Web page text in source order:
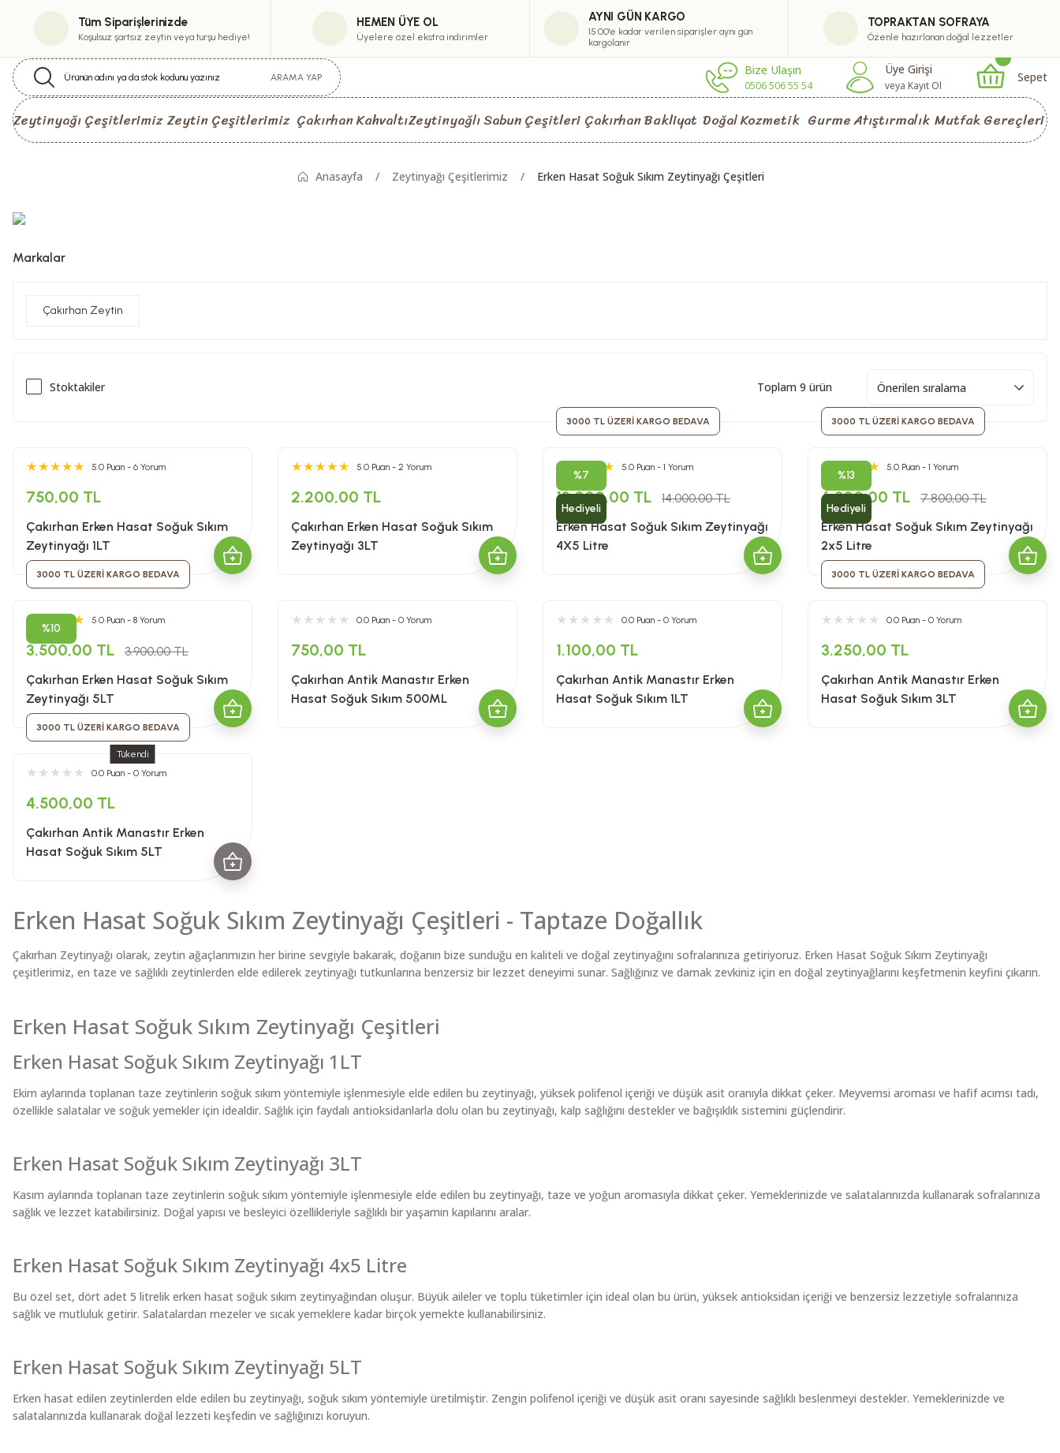
Tüm Siparişlerinizde
Koşulsuz şartsız zeytin veya turşu hediye!
HEMEN ÜYE OL
Üyelere özel ekstra indirimler
AYNI GÜN KARGO
15:00'e kadar verilen siparişler aynı gün
kargolanır
TOPRAKTAN SOFRAYA
Özenle hazırlanan doğal lezzetler
ARAMA YAP Bize Ulaşın
0506 506 55 54
Üye Girişi
veya Kayıt Ol
Sepet
Zeytinyağı Çeşitlerimiz Zeytin Çeşitlerimiz Çakırhan KahvaltıZeytinyağlı Sabun Çeşitleri Çakırhan Bakliyat Doğal Kozmetik Gurme Atıştırmalık Mutfak Gereçleri
Anasayfa Zeytinyağı Çeşitlerimiz Erken Hasat Soğuk Sıkım Zeytinyağı Çeşitleri
Markalar
Çakırhan Zeytin
Stoktakiler Toplam 9 ürün
5.0 Puan - 6 Yorum
750,00 TL
Çakırhan Erken Hasat Soğuk Sıkım
Zeytinyağı 1LT
5.0 Puan - 2 Yorum
2.200,00 TL
Çakırhan Erken Hasat Soğuk Sıkım
Zeytinyağı 3LT
%7
Hediyeli
3000 TL ÜZERİ KARGO BEDAVA
5.0 Puan - 1 Yorum
13.000,00 TL
14.000,00 TL
Erken Hasat Soğuk Sıkım Zeytinyağı
4X5 Litre
%13
Hediyeli
3000 TL ÜZERİ KARGO BEDAVA
5.0 Puan - 1 Yorum
6.800,00 TL
7.800,00 TL
Erken Hasat Soğuk Sıkım Zeytinyağı
2x5 Litre
%10
3000 TL ÜZERİ KARGO BEDAVA
5.0 Puan - 8 Yorum
3.500,00 TL
3.900,00 TL
Çakırhan Erken Hasat Soğuk Sıkım
Zeytinyağı 5LT
0.0 Puan - 0 Yorum
750,00 TL
Çakırhan Antik Manastır Erken
Hasat Soğuk Sıkım 500ML
0.0 Puan - 0 Yorum
1.100,00 TL
Çakırhan Antik Manastır Erken
Hasat Soğuk Sıkım 1LT
3000 TL ÜZERİ KARGO BEDAVA
0.0 Puan - 0 Yorum
3.250,00 TL
Çakırhan Antik Manastır Erken
Hasat Soğuk Sıkım 3LT
Tükendi
3000 TL ÜZERİ KARGO BEDAVA
0.0 Puan - 0 Yorum
4.500,00 TL
Çakırhan Antik Manastır Erken
Hasat Soğuk Sıkım 5LT
Erken Hasat Soğuk Sıkım Zeytinyağı Çeşitleri - Taptaze Doğallık
Çakırhan Zeytinyağı olarak, zeytin ağaçlarımızın her birine sevgiyle bakarak, doğanın bize sunduğu en kaliteli ve doğal zeytinyağını sofralarınıza getiriyoruz. Erken Hasat Soğuk Sıkım Zeytinyağı
çeşitlerimiz, en taze ve sağlıklı zeytinlerden elde edilerek zeytinyağı tutkunlarına benzersiz bir lezzet deneyimi sunar. Sağlığınız ve damak zevkiniz için en doğal zeytinyağlarını keşfetmenin keyfini çıkarın.
Erken Hasat Soğuk Sıkım Zeytinyağı Çeşitleri
Erken Hasat Soğuk Sıkım Zeytinyağı 1LT
Ekim aylarında toplanan taze zeytinlerin soğuk sıkım yöntemiyle işlenmesiyle elde edilen bu zeytinyağı, yüksek polifenol içeriği ve düşük asit oranıyla dikkat çeker. Meyvemsi aroması ve hafif acımsı tadı,
özellikle salatalar ve soğuk yemekler için idealdir. Sağlık için faydalı antioksidanlarla dolu olan bu zeytinyağı, kalp sağlığını destekler ve bağışıklık sistemini güçlendirir.
Erken Hasat Soğuk Sıkım Zeytinyağı 3LT
Kasım aylarında toplanan taze zeytinlerin soğuk sıkım yöntemiyle işlenmesiyle elde edilen bu zeytinyağı, taze ve yoğun aromasıyla dikkat çeker. Yemeklerinizde ve salatalarınızda kullanarak sofralarınıza
sağlık ve lezzet katabilirsiniz. Doğal yapısı ve besleyici özellikleriyle sağlıklı bir yaşamın kapılarını aralar.
Erken Hasat Soğuk Sıkım Zeytinyağı 4x5 Litre
Bu özel set, dört adet 5 litrelik erken hasat soğuk sıkım zeytinyağından oluşur. Büyük aileler ve toplu tüketimler için ideal olan bu ürün, yüksek antioksidan içeriği ve benzersiz lezzetiyle sofralarınıza
sağlık ve mutluluk getirir. Salatalardan mezeler ve sıcak yemeklere kadar birçok yemekte kullanabilirsiniz.
Erken Hasat Soğuk Sıkım Zeytinyağı 5LT
Erken hasat edilen zeytinlerden elde edilen bu zeytinyağı, soğuk sıkım yöntemiyle üretilmiştir. Zengin polifenol içeriği ve düşük asit oranı sayesinde sağlıklı beslenmeyi destekler. Yemeklerinizde ve
salatalarınızda kullanarak doğal lezzeti keşfedin ve sağlığınızı koruyun.